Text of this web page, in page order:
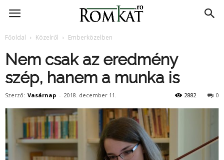
RomKat.ro
Főoldal Közelről Emberközelben
Nem csak az eredmény
szép, hanem a munka is
Szerző: Vasárnap - 2018. december 11. 0
2882